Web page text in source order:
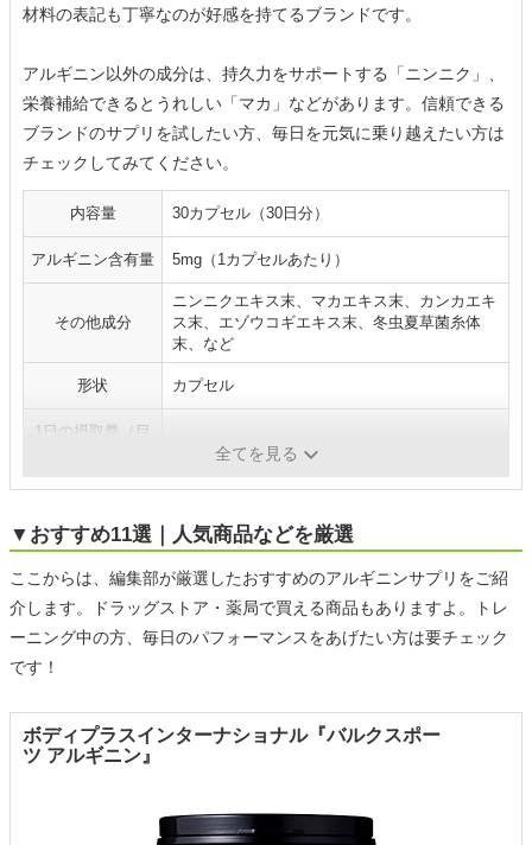
材料の表記も丁寧なのが好感を持てるブランドです。
アルギニン以外の成分は、持久力をサポートする「ニンニク」、
栄養補給できるとうれしい「マカ」などがあります。信頼できる
ブランドのサプリを試したい方、毎日を元気に乗り越えたい方は
チェックしてみてください。
内容量 30カプセル（30日分）
アルギニン含有量 5mg（1カプセルあたり）
その他成分
ニンニクエキス末、マカエキス末、カンカエキ
ス末、エゾウコギエキス末、冬虫夏草菌糸体
末、など
形状 カプセル
1日の摂取量（目
全てを見る
▼おすすめ11選｜人気商品などを厳選
ここからは、編集部が厳選したおすすめのアルギニンサプリをご紹
介します。ドラッグストア・薬局で買える商品もありますよ。トレ
ーニング中の方、毎日のパフォーマンスをあげたい方は要チェック
です！
ボディプラスインターナショナル『バルクスポー
ツ アルギニン』